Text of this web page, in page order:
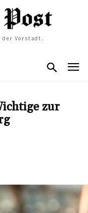
der Vorstadt.
zur